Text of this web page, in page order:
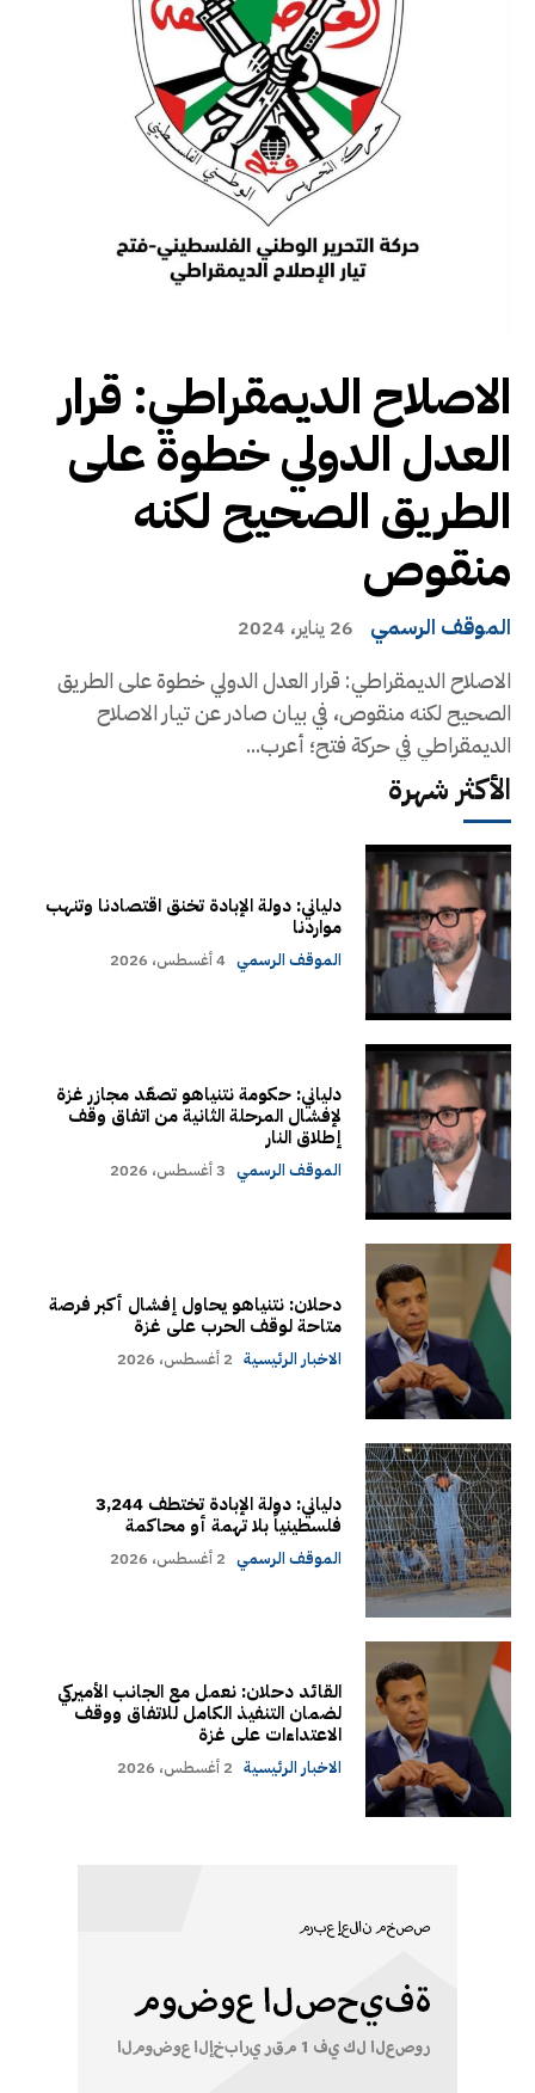
الاصلاح الديمقراطي: قرار
العدل الدولي خطوة على
الطريق الصحيح لكنه
منقوص
الموقف الرسمي 26 يناير، 2024
الاصلاح الديمقراطي: قرار العدل الدولي خطوة على الطريق
الصحيح لكنه منقوص، في بيان صادر عن تيار الاصلاح
الديمقراطي في حركة فتح؛ أعرب...
الأكثر شهرة
دلياني: دولة الإبادة تخنق اقتصادنا وتنهب
مواردنا
الموقف الرسمي 4 أغسطس، 2026
دلياني: حكومة نتنياهو تصعّد مجازر غزة
لإفشال المرحلة الثانية من اتفاق وقف
إطلاق النار
الموقف الرسمي 3 أغسطس، 2026
دحلان: نتنياهو يحاول إفشال أكبر فرصة
متاحة لوقف الحرب على غزة
الاخبار الرئيسية 2 أغسطس، 2026
دلياني: دولة الإبادة تختطف 3,244
فلسطينياً بلا تهمة أو محاكمة
الموقف الرسمي 2 أغسطس، 2026
القائد دحلان: نعمل مع الجانب الأميركي
لضمان التنفيذ الكامل للاتفاق ووقف
الاعتداءات على غزة
الاخبار الرئيسية 2 أغسطس، 2026